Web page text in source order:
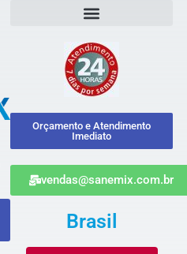
Orçamento e Atendimento
Imediato
vendas@sanemix.com.br
Brasil